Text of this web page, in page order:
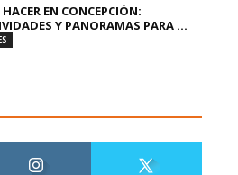
EN CONCEPCIÓN:
Y PANORAMAS PARA ...